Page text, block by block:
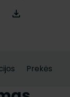
Prekės